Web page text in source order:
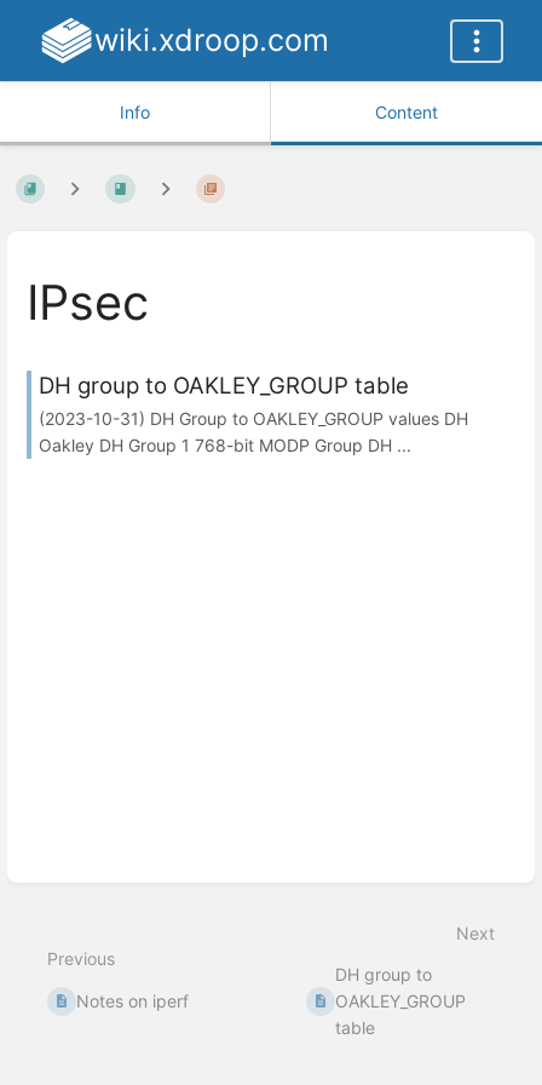
wiki.xdroop.com
Info Content
IPsec
DH group to OAKLEY_GROUP table
(2023-10-31) DH Group to OAKLEY_GROUP values DH
Oakley DH Group 1 768-bit MODP Group DH ...
Previous
Notes on iperf
Next
DH group to
OAKLEY_GROUP
table